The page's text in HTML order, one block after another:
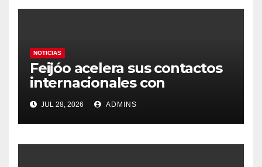
NOTICIAS
Feijóo acelera sus contactos
internacionales con
Latinoamérica como socio
prioritario en su agenda de
gobierno
JUL 28, 2026 ADMINS